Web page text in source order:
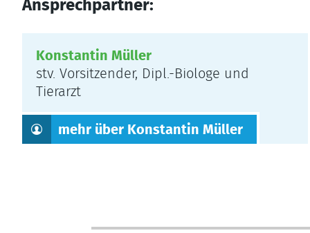
Ansprechpartner:
Konstantin Müller
stv. Vorsitzender, Dipl.-Biologe und
Tierarzt
mehr über Konstantin Müller